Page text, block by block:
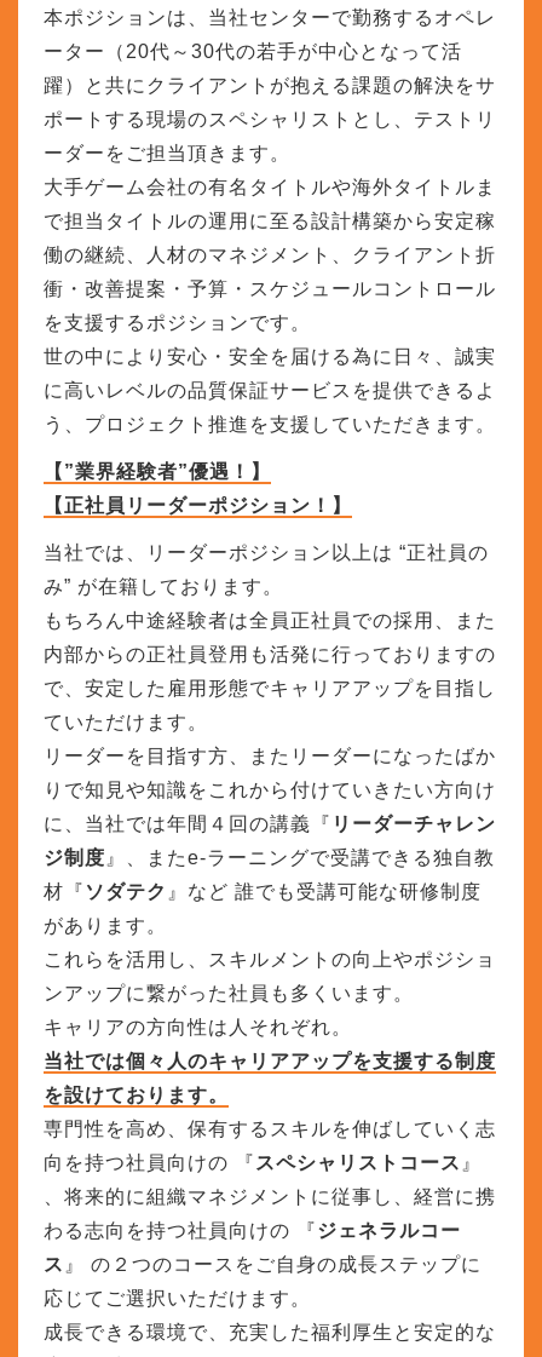
本ポジションは、当社センターで勤務するオペレ
ーター（20代～30代の若手が中心となって活
躍）と共にクライアントが抱える課題の解決をサ
ポートする現場のスペシャリストとし、テストリ
ーダーをご担当頂きます。
大手ゲーム会社の有名タイトルや海外タイトルま
で担当タイトルの運用に至る設計構築から安定稼
働の継続、人材のマネジメント、クライアント折
衝・改善提案・予算・スケジュールコントロール
を支援するポジションです。
世の中により安心・安全を届ける為に日々、誠実
に高いレベルの品質保証サービスを提供できるよ
う、プロジェクト推進を支援していただきます。
【”業界経験者”優遇！】
【正社員リーダーポジション！】
当社では、リーダーポジション以上は “正社員の
み” が在籍しております。
もちろん中途経験者は全員正社員での採用、また
内部からの正社員登用も活発に行っておりますの
で、安定した雇用形態でキャリアアップを目指し
ていただけます。
リーダーを目指す方、またリーダーになったばか
りで知見や知識をこれから付けていきたい方向け
に、当社では年間４回の講義『 リーダーチャレン
ジ制度 』、またe-ラーニングで受講できる独自教
材『 ソダテク 』など 誰でも受講可能な研修制度
があります。
これらを活用し、スキルメントの向上やポジショ
ンアップに繋がった社員も多くいます。
キャリアの方向性は人それぞれ。
当社では個々人のキャリアアップを支援する制度
を設けております。
専門性を高め、保有するスキルを伸ばしていく志
向を持つ社員向けの 『 スペシャリストコース 』
、将来的に組織マネジメントに従事し、経営に携
わる志向を持つ社員向けの 『ジェネラルコー
ス 』 の２つのコースをご自身の成長ステップに
応じてご選択いただけます。
成長できる環境で、充実した福利厚生と安定的な